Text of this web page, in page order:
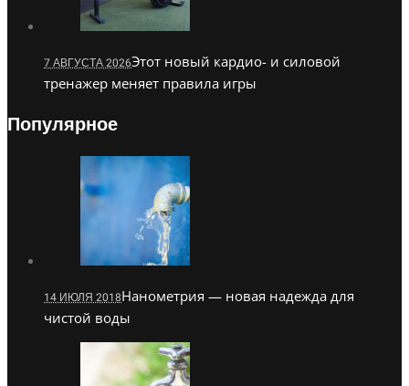
7 АВГУСТА 2026Этот новый кардио- и силовой
тренажер меняет правила игры
Популярное
14 ИЮЛЯ 2018Нанометрия — новая надежда для
чистой воды